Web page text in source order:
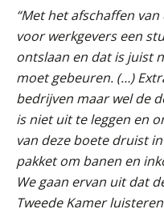
“Met het afschaffen
voor werkgevers een
ontslaan en dat is juist
moet gebeuren. (…)
bedrijven maar wel de
is niet uit te leggen en
van deze boete druist
pakket om banen en
We gaan ervan uit dat
Tweede Kamer
AUG
28
AUG
28
AUG
Markus